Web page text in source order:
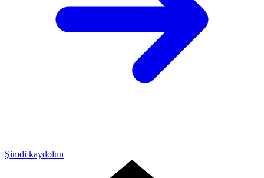
Şimdi kaydolun